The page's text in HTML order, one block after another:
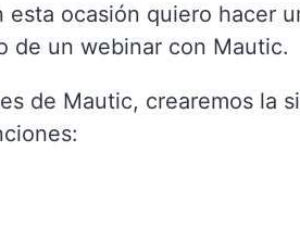
ocasión quiero hacer
de un webinar con Mautic.
de Mautic, crearemos la